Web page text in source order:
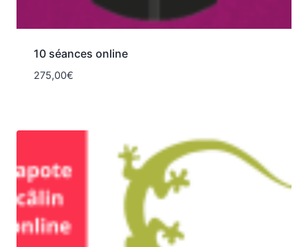
10 séances online
275,00€